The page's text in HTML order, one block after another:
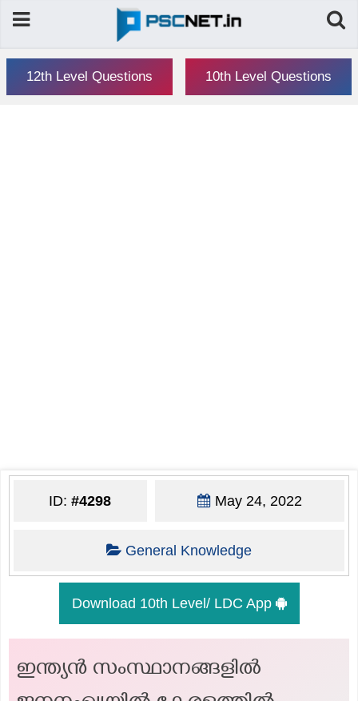
12th Level Questions 10th Level Questions
ID:#4298 May 24, 2022
General Knowledge
Download 10th Level/ LDC App
ഇന്ത്യൻ സംസ്ഥാനങ്ങളിൽ